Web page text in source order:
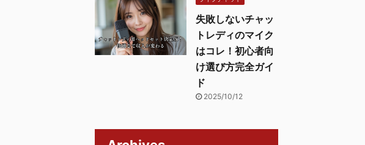
失敗しないチャッ
トレディのマイク
はコレ！初心者向
け選び方完全ガイ
ド
2025/10/12